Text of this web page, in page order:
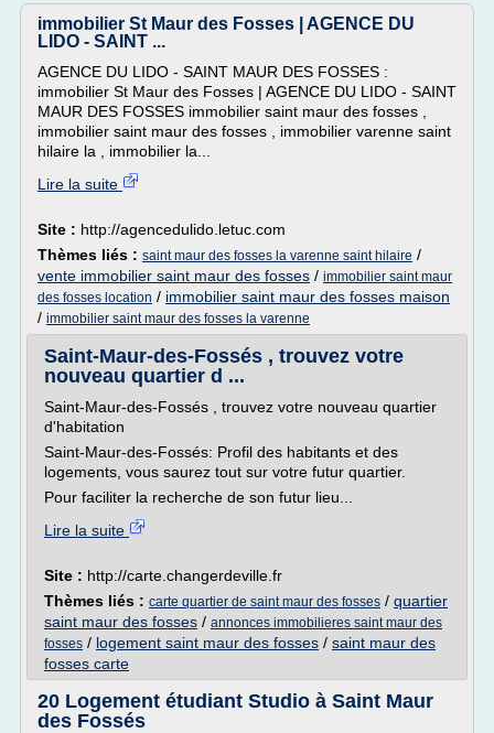
immobilier St Maur des Fosses | AGENCE DU
LIDO - SAINT ...
AGENCE DU LIDO - SAINT MAUR DES FOSSES :
immobilier St Maur des Fosses | AGENCE DU LIDO - SAINT
MAUR DES FOSSES immobilier saint maur des fosses ,
immobilier saint maur des fosses , immobilier varenne saint
hilaire la , immobilier la...
Lire la suite
Site : http://agencedulido.letuc.com
Thèmes liés : saint maur des fosses la varenne saint hilaire /
vente immobilier saint maur des fosses / immobilier saint maur
des fosses location / immobilier saint maur des fosses maison
/ immobilier saint maur des fosses la varenne
Saint-Maur-des-Fossés , trouvez votre
nouveau quartier d ...
Saint-Maur-des-Fossés , trouvez votre nouveau quartier
d'habitation
Saint-Maur-des-Fossés: Profil des habitants et des
logements, vous saurez tout sur votre futur quartier.
Pour faciliter la recherche de son futur lieu...
Lire la suite
Site : http://carte.changerdeville.fr
Thèmes liés : carte quartier de saint maur des fosses / quartier
saint maur des fosses / annonces immobilieres saint maur des
fosses / logement saint maur des fosses / saint maur des
fosses carte
20 Logement étudiant Studio à Saint Maur
des Fossés